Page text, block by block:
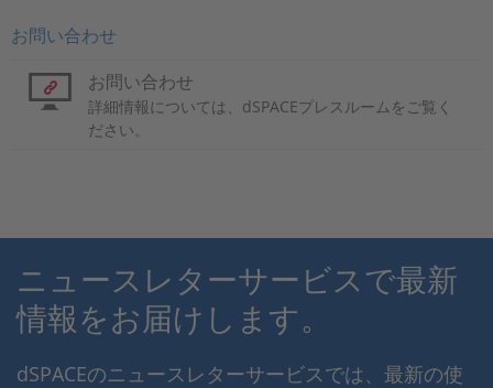
お問い合わせ
お問い合わせ
詳細情報については、dSPACEプレスルームをご覧く
ださい。
ニュースレターサービスで最新
情報をお届けします。
dSPACEのニュースレターサービスでは、最新の使